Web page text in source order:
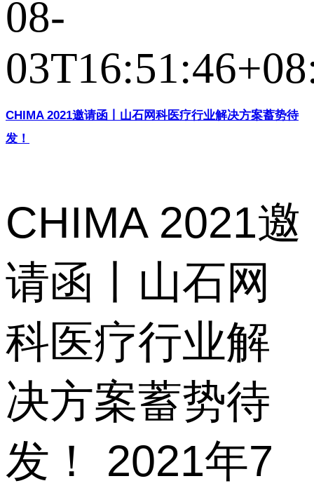
08-
CHIMA 2021邀请函丨山石网科医疗行业解决方案蓄势待
发！
CHIMA 2021邀
请函丨山石网
科医疗行业解
决方案蓄势待
发！ 2021年7